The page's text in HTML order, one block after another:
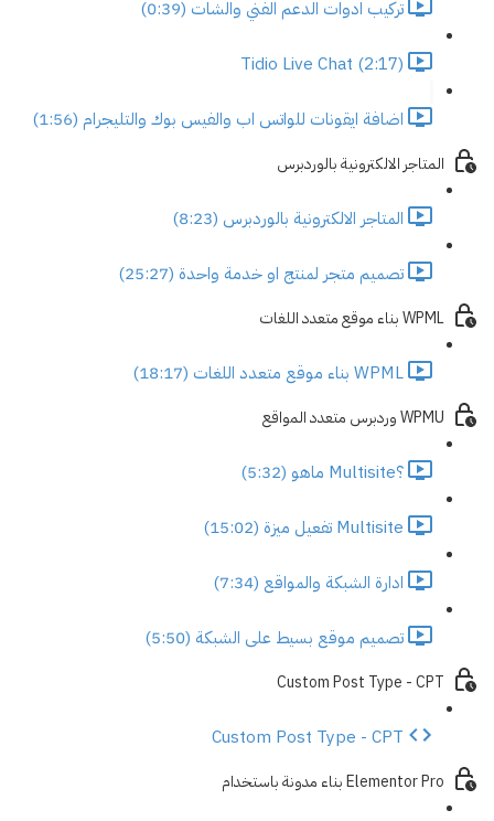
تركيب ادوات الدعم الفني والشات (0:39)
Tidio Live Chat (2:17)
اضافة ايقونات للواتس اب والفيس بوك والتليجرام (1:56)
المتاجر الالكترونية بالوردبرس
المتاجر الالكترونية بالوردبرس (8:23)
تصميم متجر لمنتج او خدمة واحدة (25:27)
WPML بناء موقع متعدد اللغات
WPML بناء موقع متعدد اللغات (18:17)
WPMU وردبرس متعدد المواقع
؟Multisite ماهو (5:32)
Multisite تفعيل ميزة (15:02)
ادارة الشبكة والمواقع (7:34)
تصميم موقع بسيط على الشبكة (5:50)
Custom Post Type - CPT
Custom Post Type - CPT
Elementor Pro بناء مدونة باستخدام